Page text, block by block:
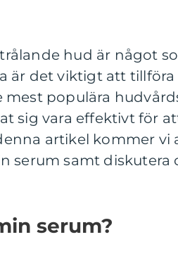
hud är något
är det viktigt att
mest populära
sig vara effektivt för
artikel kommer vi
serum samt
serum?